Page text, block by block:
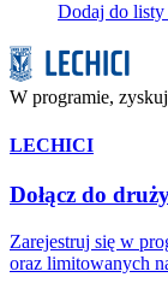
Dodaj do listy
W programie,
LECHICI
Dołącz do
Zarejestruj się w
oraz limitowanych